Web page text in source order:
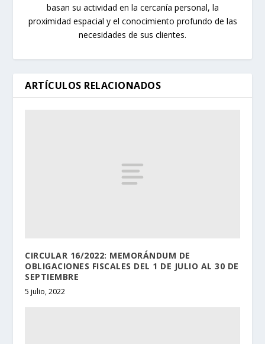
basan su actividad en la cercanía personal, la
proximidad espacial y el conocimiento profundo de las
necesidades de sus clientes.
ARTÍCULOS RELACIONADOS
CIRCULAR 16/2022: MEMORÁNDUM DE
OBLIGACIONES FISCALES DEL 1 DE JULIO AL 30 DE
SEPTIEMBRE
5 julio, 2022